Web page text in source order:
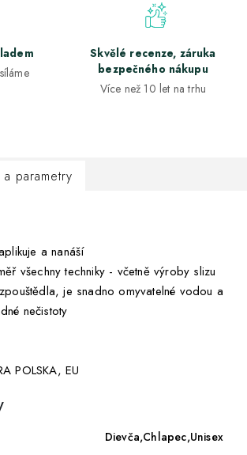
Skvělé recenze, záruka
bezpečného nákupu
Více než 10 let na trhu
parametry
a nanáší
všechny techniky - včetně výroby slizu
je snadno omyvatelné vodou a
nečistoty
POLSKA, EU
Dievča,Chlapec,Unisex